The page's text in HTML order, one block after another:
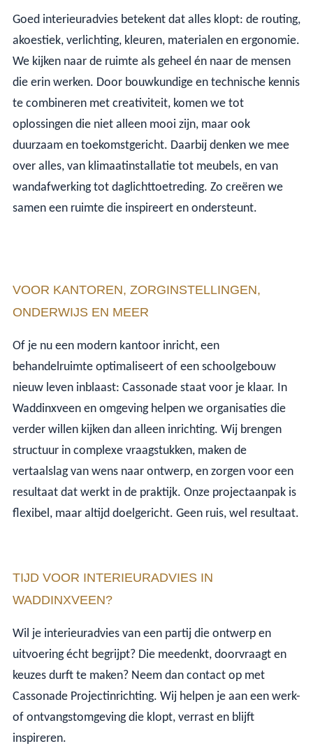
Goed interieuradvies betekent dat alles klopt: de routing,
akoestiek, verlichting, kleuren, materialen en ergonomie.
We kijken naar de ruimte als geheel én naar de mensen
die erin werken. Door bouwkundige en technische kennis
te combineren met creativiteit, komen we tot
oplossingen die niet alleen mooi zijn, maar ook
duurzaam en toekomstgericht. Daarbij denken we mee
over alles, van klimaatinstallatie tot meubels, en van
wandafwerking tot daglichttoetreding. Zo creëren we
samen een ruimte die inspireert en ondersteunt.
VOOR KANTOREN, ZORGINSTELLINGEN,
ONDERWIJS EN MEER
Of je nu een modern kantoor inricht, een
behandelruimte optimaliseert of een schoolgebouw
nieuw leven inblaast: Cassonade staat voor je klaar. In
Waddinxveen en omgeving helpen we organisaties die
verder willen kijken dan alleen inrichting. Wij brengen
structuur in complexe vraagstukken, maken de
vertaalslag van wens naar ontwerp, en zorgen voor een
resultaat dat werkt in de praktijk. Onze projectaanpak is
flexibel, maar altijd doelgericht. Geen ruis, wel resultaat.
TIJD VOOR INTERIEURADVIES IN
WADDINXVEEN?
Wil je interieuradvies van een partij die ontwerp en
uitvoering écht begrijpt? Die meedenkt, doorvraagt en
keuzes durft te maken? Neem dan contact op met
Cassonade Projectinrichting. Wij helpen je aan een werk-
of ontvangstomgeving die klopt, verrast en blijft
inspireren.